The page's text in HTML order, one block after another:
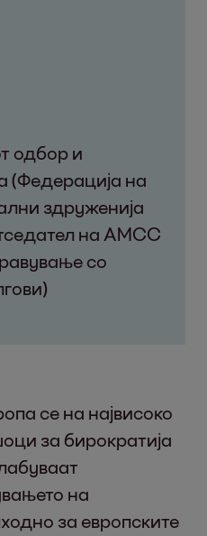
одбор и
(Федерација на
здруженија
на AMCC
со
се на највисоко
за бирократија
на
за европските